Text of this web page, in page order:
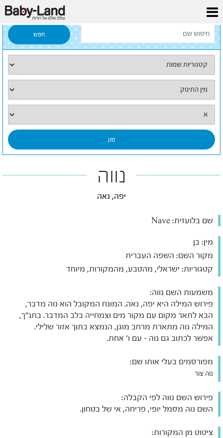
דף הבית
נווה
יפה, נאה
שם בלועזית:
מין: בן
מקור השם: השפה העברית
קטגוריות: ישראלי, מהטבע, מהמקורות, מיוחד
משמעות השם נווה:
פירוש המילה היא יפה, נאה. המונח המקובל הוא נוה מדבר,
הבא לתאר מקום עם מקור מים וצמחייה בלב המדבר. בתנ"ך,
המילה נוה מתארת מרחב מוגן, הנמצא בתוך אזור שלילי.
אפשר לכתוב גם נוה – עם ו' אחת.
מפורסמים בעלי אותו שם:
נוה צור
פירוש השם נווה לפי הקבלה:
השם נוה מסמל יופי, פריחה, אי של בטחון.
ציטוט מן המקורות: